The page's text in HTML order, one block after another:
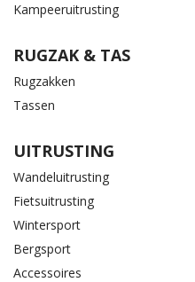
Kampeeruitrusting
RUGZAK & TAS
Rugzakken
Tassen
UITRUSTING
Wandeluitrusting
Fietsuitrusting
Wintersport
Bergsport
Accessoires